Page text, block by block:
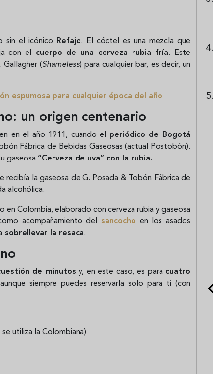
sin el icónico Refajo. El cóctel es una mezcla que
con el cuerpo de una cerveza rubia fría. Este
Gallagher (Shameless) para cualquier bar, es decir, un
espumosa para cualquier época del año
un origen centenario
en el año 1911, cuando el periódico de Bogotá
Fábrica de Bebidas Gaseosas (actual Postobón).
gaseosa “Cerveza de uva” con la rubia.
recibía la gaseosa de G. Posada & Tobón Fábrica de
alcohólica.
en Colombia, elaborado con cerveza rubia y gaseosa
acompañamiento del sancocho en los asados
sobrellevar la resaca.
de minutos y, en este caso, es para cuatro
siempre puedes reservarla solo para ti (con
utiliza la Colombiana)